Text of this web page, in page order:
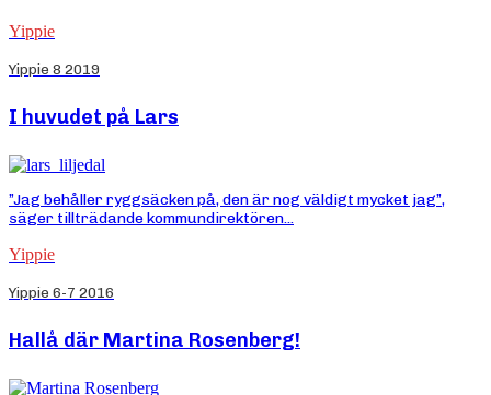
Yippie
Yippie 8 2019
I huvudet på Lars
”Jag behåller ryggsäcken på, den är nog väldigt mycket jag”,
säger tillträdande kommundirektören...
Yippie
Yippie 6-7 2016
Hallå där Martina Rosenberg!